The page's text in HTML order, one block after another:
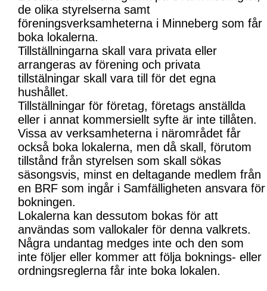
de olika styrelserna samt
föreningsverksamheterna i Minneberg som får
boka lokalerna.
Tillställningarna skall vara privata eller
arrangeras av förening och privata
tillstälningar skall vara till för det egna
hushållet.
Tillställningar för företag, företags anställda
eller i annat kommersiellt syfte är inte tillåten.
Vissa av verksamheterna i närområdet får
också boka lokalerna, men då skall, förutom
tillstånd från styrelsen som skall sökas
säsongsvis, minst en deltagande medlem från
en BRF som ingår i Samfälligheten ansvara för
bokningen.
Lokalerna kan dessutom bokas för att
användas som vallokaler för denna valkrets.
Några undantag medges inte och den som
inte följer eller kommer att följa boknings- eller
ordningsreglerna får inte boka lokalen.